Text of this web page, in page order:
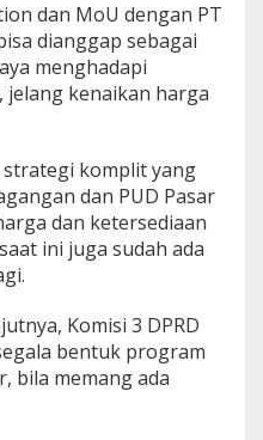
dan MoU dengan PT
dianggap sebagai
menghadapi
kenaikan harga
strategi komplit yang
dan PUD Pasar
dan ketersediaan
ini juga sudah ada
Komisi 3 DPRD
bentuk program
bila memang ada